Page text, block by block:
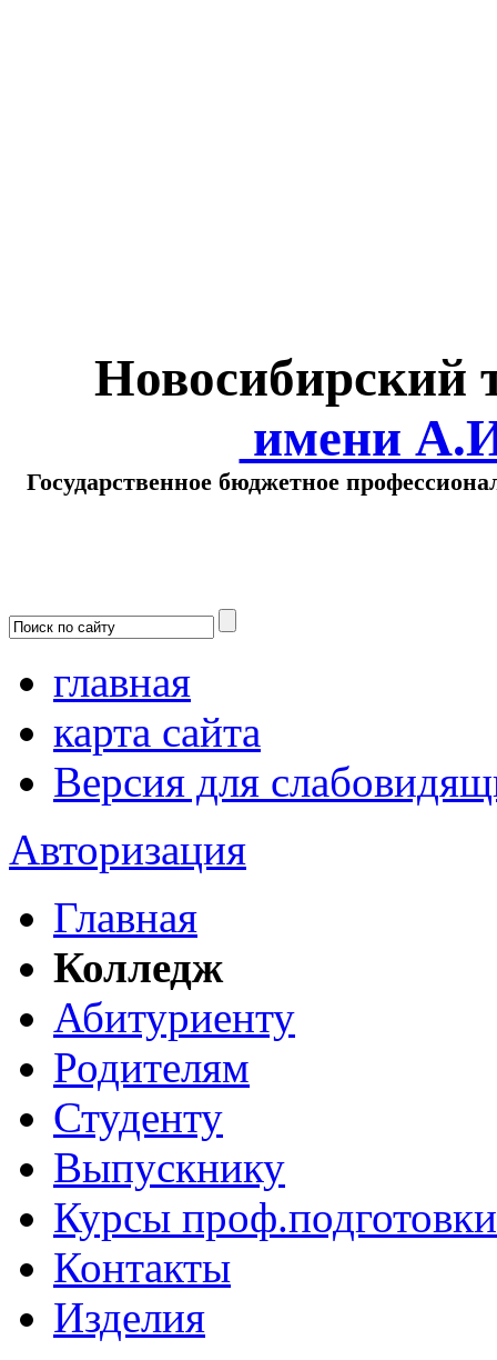
Новосибирский
имени
Государственное бюджетное
главная
карта сайта
Версия для
Авторизация
Главная
Колледж
Абитуриенту
Родителям
Студенту
Выпускнику
Курсы проф.подготовки
Контакты
Изделия